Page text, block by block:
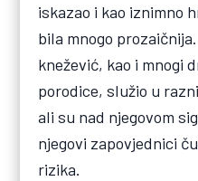
iskazao i kao iznimno
bila mnogo
knežević, kao i mnogi
porodice, služio u
ali su nad njegovom
njegovi zapovjednici
rizika.